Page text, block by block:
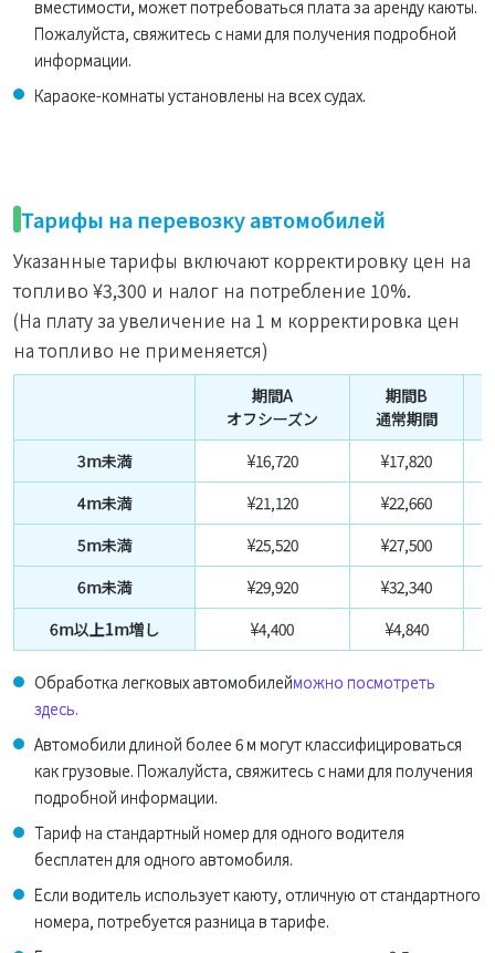
вместимости, может потребоваться плата за аренду каюты.
Пожалуйста, свяжитесь с нами для получения подробной
информации.
Караоке-комнаты установлены на всех судах.
Тарифы на перевозку автомобилей
Указанные тарифы включают корректировку цен на
топливо ¥3,300 и налог на потребление 10%.
(На плату за увеличение на 1 м корректировка цен
на топливо не применяется)
期間A
オフシーズン
期間B
通常期間
3m未満
¥16,720 ¥17,820
4m未満
¥21,120 ¥22,660
5m未満
¥25,520 ¥27,500
6m未満
¥29,920 ¥32,340
6m以上1m増し
¥4,400 ¥4,840
Обработка легковых автомобилейможно посмотреть
здесь.
Автомобили длиной более 6 м могут классифицироваться
как грузовые. Пожалуйста, свяжитесь с нами для получения
подробной информации.
Тариф на стандартный номер для одного водителя
бесплатен для одного автомобиля.
Если водитель использует каюту, отличную от стандартного
номера, потребуется разница в тарифе.